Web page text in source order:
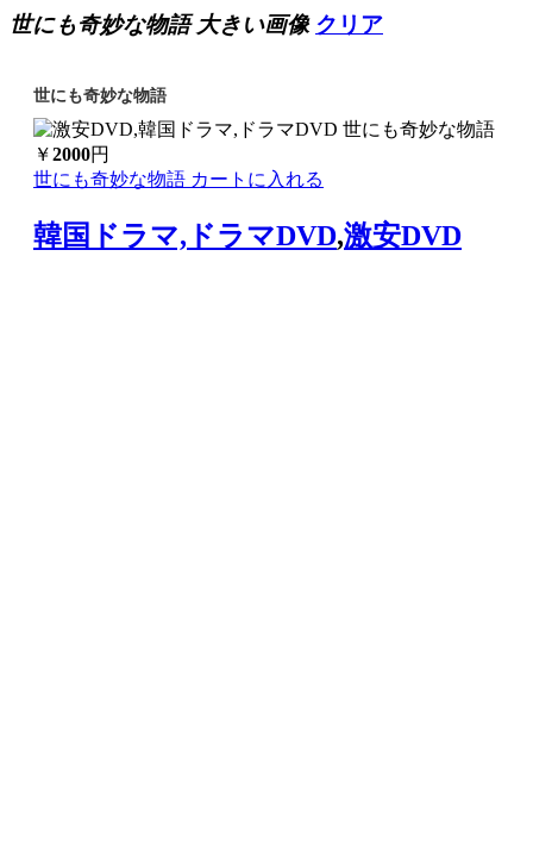
世にも奇妙な物語 大きい画像 クリア
世にも奇妙な物語
￥2000円
世にも奇妙な物語 カートに入れる
韓国ドラマ,ドラマDVD,激安DVD